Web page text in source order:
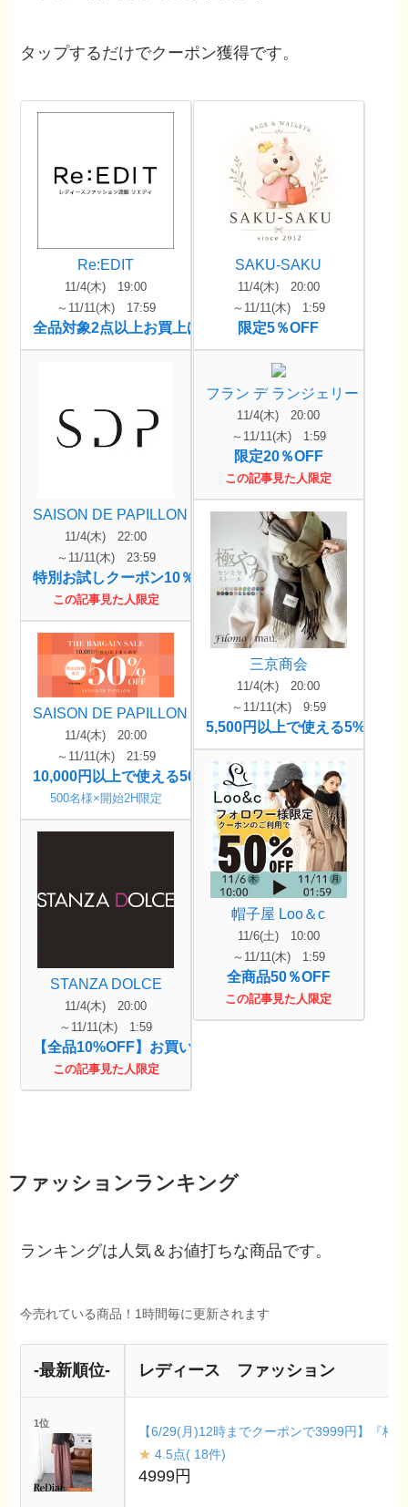
タップするだけでクーポン獲得です。
Re:EDIT
11/4(木) 19:00
～11/11(木) 17:59
全品対象2点以上お買上げで5%OFF
SAISON DE PAPILLON
11/4(木) 22:00
～11/11(木) 23:59
特別お試しクーポン10％OFF
この記事見た人限定
SAISON DE PAPILLON
11/4(木) 20:00
～11/11(木) 21:59
10,000円以上で使える50％OFF
500名様×開始2H限定
STANZA DOLCE
11/4(木) 20:00
～11/11(木) 1:59
【全品10%OFF】お買い物マラソンクーポン
この記事見た人限定
SAKU-SAKU
11/4(木) 20:00
～11/11(木) 1:59
限定5％OFF
フラン デ ランジェリー
11/4(木) 20:00
～11/11(木) 1:59
限定20％OFF
この記事見た人限定
三京商会
11/4(木) 20:00
～11/11(木) 9:59
5,500円以上で使える5%OFF
帽子屋 Loo＆c
11/6(土) 10:00
～11/11(木) 1:59
全商品50％OFF
この記事見た人限定
ファッションランキング
ランキングは人気＆お値打ちな商品です。
今売れている商品！1時間毎に更新されます
-最新順位- レディース ファッション
1位
【6/29(月)12時までクーポンで3999円】『
★ 4.5点( 18件)
4999円